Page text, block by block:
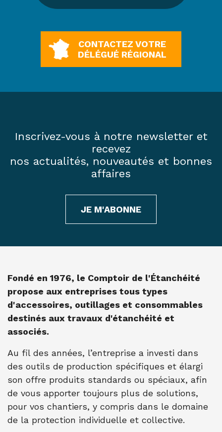
CONTACTEZ VOTRE
DÉLÉGUÉ RÉGIONAL
Inscrivez-vous à notre newsletter et
recevez
nos actualités, nouveautés et bonnes
affaires
JE M'ABONNE
Fondé en 1976, le Comptoir de l'Étanchéité
propose aux entreprises tous types
d'accessoires, outillages et consommables
destinés aux travaux d'étanchéité et
associés.
Au fil des années, l’entreprise a investi dans
des outils de production spécifiques et élargi
son offre produits standards ou spéciaux, afin
de vous apporter toujours plus de solutions,
pour vos chantiers, y compris dans le domaine
de la protection individuelle et collective.